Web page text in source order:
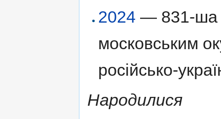
2024 — 831-ша
московським
російсько-
Народилися